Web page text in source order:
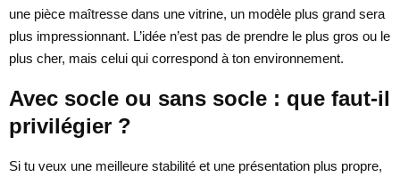
une pièce maîtresse dans une vitrine, un modèle plus grand sera
plus impressionnant. L’idée n’est pas de prendre le plus gros ou le
plus cher, mais celui qui correspond à ton environnement.
Avec socle ou sans socle : que faut-il
privilégier ?
Si tu veux une meilleure stabilité et une présentation plus propre,